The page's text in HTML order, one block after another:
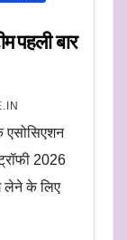
पहली बार
एसोसिएशन
2026
लेने के लिए